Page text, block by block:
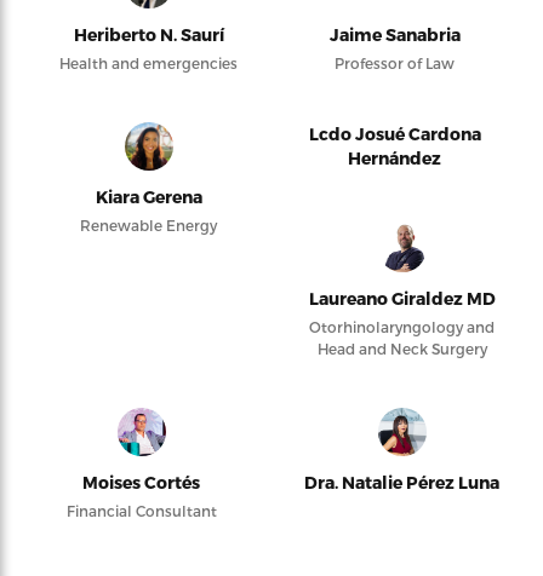
Heriberto N. Saurí
Health and emergencies
Jaime Sanabria
Professor of Law
Kiara Gerena
Renewable Energy
Lcdo Josué Cardona
Hernández
Laureano Giraldez MD
Otorhinolaryngology and
Head and Neck Surgery
Moises Cortés
Financial Consultant
Dra. Natalie Pérez Luna